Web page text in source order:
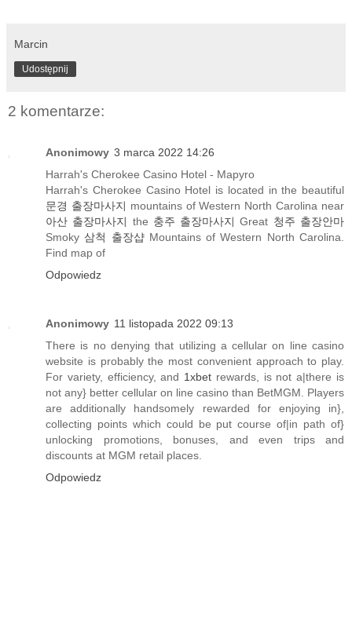
Marcin
Udostępnij
2 komentarze:
Anonimowy 3 marca 2022 14:26
Harrah's Cherokee Casino Hotel - Mapyro
Harrah's Cherokee Casino Hotel is located in the beautiful
문경 출장마사지 mountains of Western North Carolina near
아산 출장마사지 the 충주 출장마사지 Great 청주 출장안마
Smoky삼척 출장샵Mountains of Western North Carolina.
Find map of
Odpowiedz
Anonimowy 11 listopada 2022 09:13
There is no denying that utilizing a cellular on line casino
website is probably the most convenient approach to play.
For variety, efficiency, and 1xbet rewards, is not a|there is
not any} better cellular on line casino than BetMGM. Players
are additionally handsomely rewarded for enjoying in},
collecting points which could be put course of|in path of}
unlocking promotions, bonuses, and even trips and
discounts at MGM retail places.
Odpowiedz